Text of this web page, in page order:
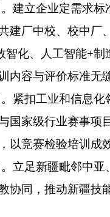
建立企业定需求标
建厂中校、校中厂
智化、人工智能+制
内容与评价标准无
紧扣工业和信息化
国家级行业赛事
以竞赛检验培训成
立足新疆毗邻中亚
协同，推动新疆技